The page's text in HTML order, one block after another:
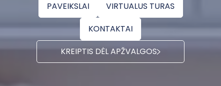
PAVEIKSLAI
VIRTUALUS TURAS
KONTAKTAI
KREIPTIS DĖL APŽVALGOS